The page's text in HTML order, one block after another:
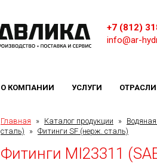
+7 (812)
info@ar-
О КОМПАНИИ УСЛУГИ ОТРАСЛИ
Главная » Каталог продукции »
сталь)
» Фитинги SF (нерж. сталь)
Фитинги MI23311